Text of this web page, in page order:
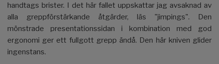
handtags brister. I det här fallet uppskattar jag avsaknad av
alla greppförstärkande åtgärder, läs "jimpings". Den
mönstrade presentationssidan i kombination med god
ergonomi ger ett fullgott grepp ändå. Den här kniven glider
ingenstans.